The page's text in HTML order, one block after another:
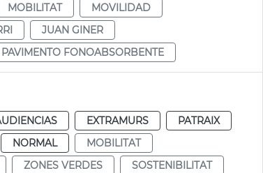
MOBILITAT
MOVILIDAD
JUAN GINER
PAVIMENTO FONOABSORBENTE
EXTRAMURS
PATRAIX
NORMAL
MOBILITAT
ZONES VERDES
SOSTENIBILITAT